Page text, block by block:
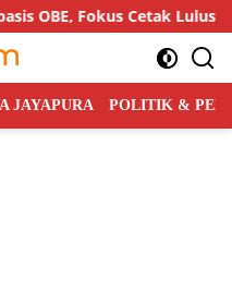
Fokus Cetak Lulusan
JAYAPURA POLITIK &